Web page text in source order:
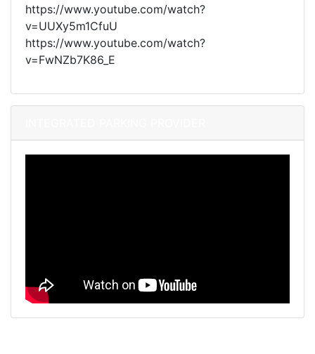
https://www.youtube.com/watch?
v=UUXy5m1CfuU
https://www.youtube.com/watch?
v=FwNZb7K86_E